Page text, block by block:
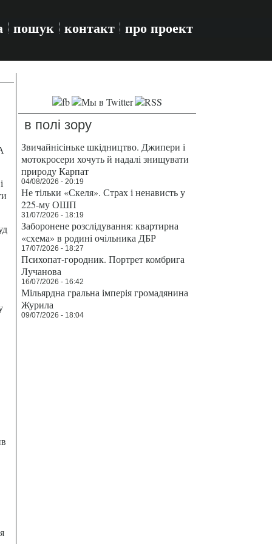
пошук контакт про проект
в полі зору
Звичайнісіньке шкідництво. Джипери і
мотокросери хочуть й надалі знищувати
природу Карпат
04/08/2026 - 20:19
Не тільки «Скеля». Страх і ненависть у
225-му ОШП
31/07/2026 - 18:19
Заборонене розслідування: квартирна
«схема» в родині очільника ДБР
17/07/2026 - 18:27
Психопат-городник. Портрет комбрига
Лучанова
16/07/2026 - 16:42
Мільярдна гральна імперія громадянина
Журила
09/07/2026 - 18:04